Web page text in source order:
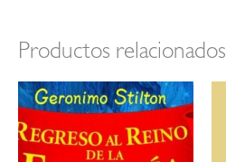
Productos relacionados